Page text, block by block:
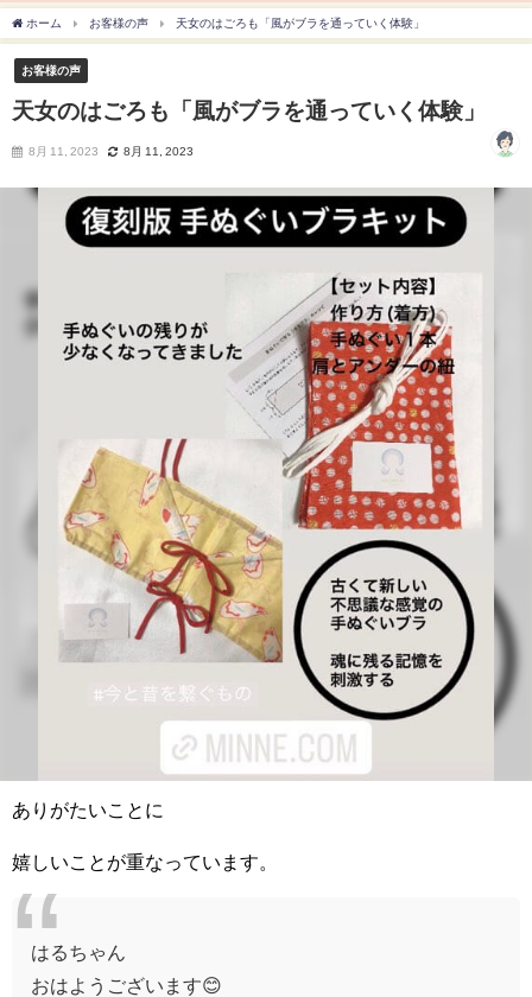
ホーム お客様の声 天女のはごろも「風がブラを通っていく体験」
お客様の声
天女のはごろも「風がブラを通っていく体験」
8月 11, 2023 8月 11, 2023
ありがたいことに
嬉しいことが重なっています。
はるちゃん
おはようございます😊